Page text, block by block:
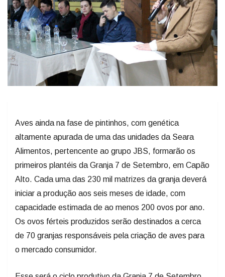
Aves ainda na fase de pintinhos, com genética
altamente apurada de uma das unidades da Seara
Alimentos, pertencente ao grupo JBS, formarão os
primeiros plantéis da Granja 7 de Setembro, em Capão
Alto. Cada uma das 230 mil matrizes da granja deverá
iniciar a produção aos seis meses de idade, com
capacidade estimada de ao menos 200 ovos por ano.
Os ovos férteis produzidos serão destinados a cerca
de 70 granjas responsáveis pela criação de aves para
o mercado consumidor.